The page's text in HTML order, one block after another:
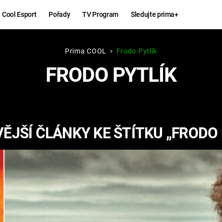
Cool Esport Pořady TV Program Sledujte prima+
Hry
KINGDOM
COME:
DELIVERANCE
ESPORT
CHUCK
NORRIS
Prima COOL Frodo Pytlík
FRODO PYTLÍK
ČLÁNKY KE ŠTÍTKU „FRODO